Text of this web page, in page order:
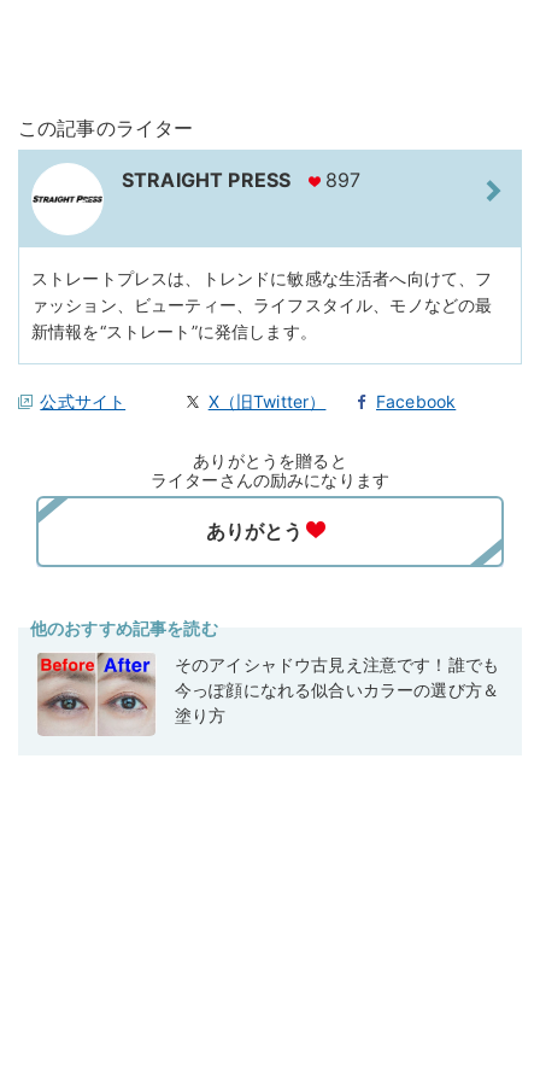
この記事のライター
STRAIGHT PRESS 897
ストレートプレスは、トレンドに敏感な生活者へ向けて、フ
ァッション、ビューティー、ライフスタイル、モノなどの最
新情報を“ストレート”に発信します。
公式サイト X（旧Twitter） Facebook
ありがとうを贈ると
ライターさんの励みになります
他のおすすめ記事を読む
そのアイシャドウ古見え注意です！誰でも
今っぽ顔になれる似合いカラーの選び方＆
塗り方